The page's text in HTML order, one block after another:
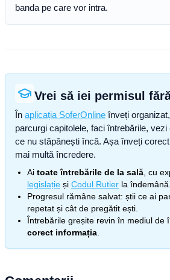
banda pe care vor intra.
Vrei să iei permisul
În aplicația SoferOnline înveți
parcurgi capitolele, faci întrebările,
ce nu stăpânești încă. Așa înveți
mai multă încredere.
Ai toate întrebările de la sală , cu
legislație și Codul Rutier la îndemână.
Progresul rămâne salvat: știi ce ai
repetat și cât de pregătit ești.
Întrebările greșite revin în mediul de
corect informația